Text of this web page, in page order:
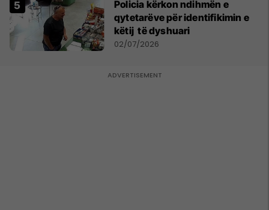
Policia kërkon ndihmën e
qytetarëve për identifikimin e
këtij të dyshuari
02/07/2026